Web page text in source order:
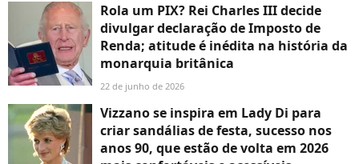
Rola um PIX? Rei Charles III decide
divulgar declaração de Imposto de
Renda; atitude é inédita na história da
monarquia britânica
22 de junho de 2026
Vizzano se inspira em Lady Di para
criar sandálias de festa, sucesso nos
anos 90, que estão de volta em 2026